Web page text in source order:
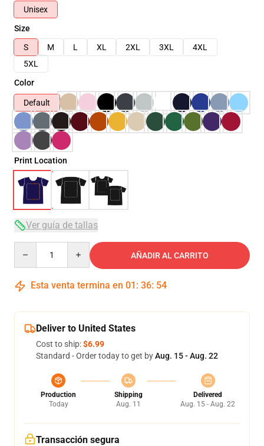
Unisex
Size
S
M L XL 2XL 3XL
4XL
5XL
Color
Default
Print Location
Ver guía de tallas
AÑADIR AL CARRITO
Esta venta termina en 01 : 36: 54
Deliver to United States
Cost to ship:$6.99
Standard - Order today to get byAug. 15 - Aug. 22
Production
Today
Shipping
Aug. 11
Delivered
Aug. 15 - Aug. 22
Transacción segura